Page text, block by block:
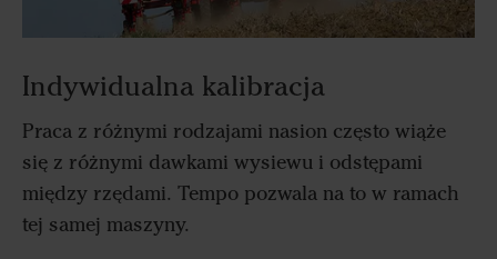
Indywidualna kalibracja
Praca z różnymi rodzajami nasion często wiąże
się z różnymi dawkami wysiewu i odstępami
między rzędami. Tempo pozwala na to w ramach
tej samej maszyny.